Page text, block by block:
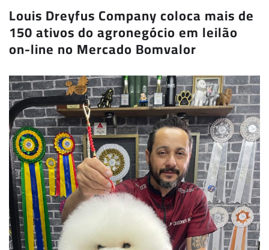
Louis Dreyfus Company coloca mais de
150 ativos do agronegócio em leilão
on-line no Mercado Bomvalor